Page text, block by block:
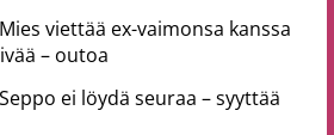
viettää ex-vaimonsa kanssa
– outoa
ei löydä seuraa – syyttää